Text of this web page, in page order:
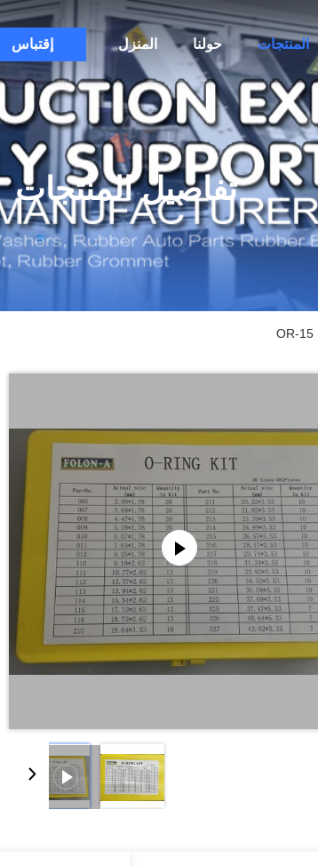
المنزل حولنا المنتجات إقتباس
تفاصيل المنتجات